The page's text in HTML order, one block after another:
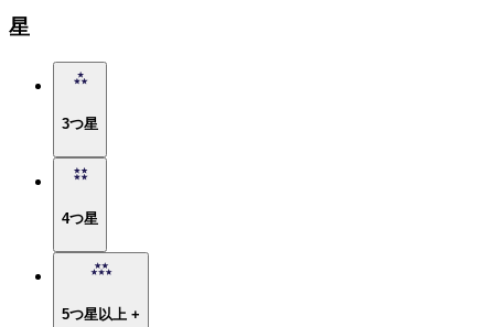
星
3つ星
4つ星
5つ星以上 +